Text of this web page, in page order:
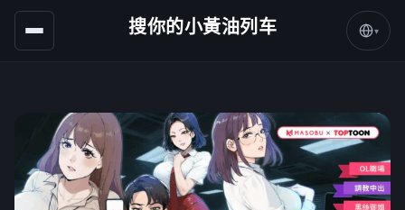
搜你的小黃油列车 ▾